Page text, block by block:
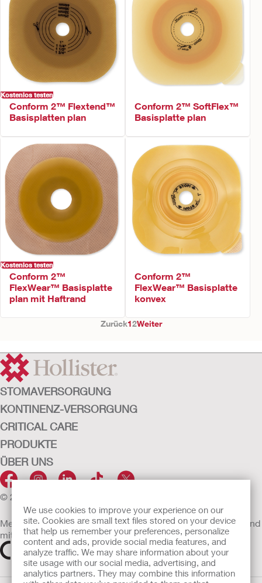
We use cookies to improve your experience on our
site. Cookies are small text files stored on your device
that help us remember your preferences, personalize
content and ads, provide social media features, and
analyze traffic. We may share information about your
site usage with our social media, advertising, and
analytics partners. They may combine this information
Kostenlos testen
Conform 2™ Flextend™
Basisplatten plan
Conform 2™ SoftFlex™
Basisplatte plan
Kostenlos testen
Conform 2™
FlexWear™ Basisplatte
plan mit Haftrand
Conform 2™
FlexWear™ Basisplatte
konvex
Zurück12Weiter
STOMAVERSORGUNG
KONTINENZ-VERSORGUNG
CRITICAL CARE
PRODUKTE
ÜBER UNS
© 2026 Hollister Incorporated
Medizinprodukte, die innerhalb der EU vertrieben werden, sind
mit einem der folgenden Symbole gekennzeichnet